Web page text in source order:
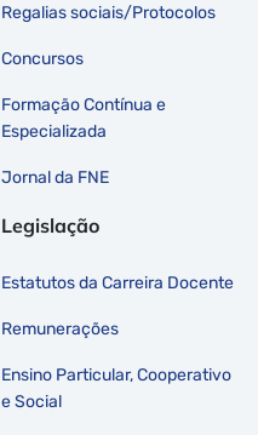
Regalias sociais/Protocolos
Concursos
Formação Contínua e
Especializada
Jornal da FNE
Legislação
Estatutos da Carreira Docente
Remunerações
Ensino Particular, Cooperativo
e Social